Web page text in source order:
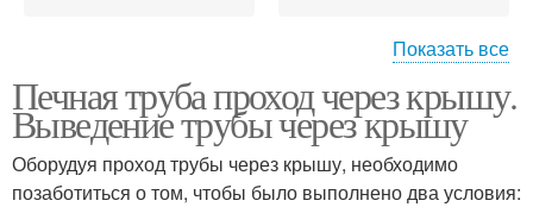
Проход через кровлю Снип по проходу
Показать все
Печная труба проход через крышу.
Выведение трубы через крышу
Оборудуя проход трубы через крышу, необходимо
позаботиться о том, чтобы было выполнено два условия: